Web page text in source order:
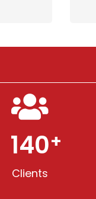
200
Clients